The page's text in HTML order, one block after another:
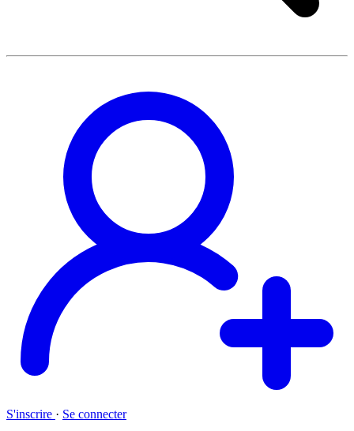
S'inscrire · Se connecter